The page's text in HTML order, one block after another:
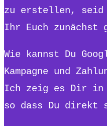
zu erstellen, seid
Ihr Euch zunächst
Wie kannst Du
Kampagne und
Ich zeig es Dir in
so dass Du direkt